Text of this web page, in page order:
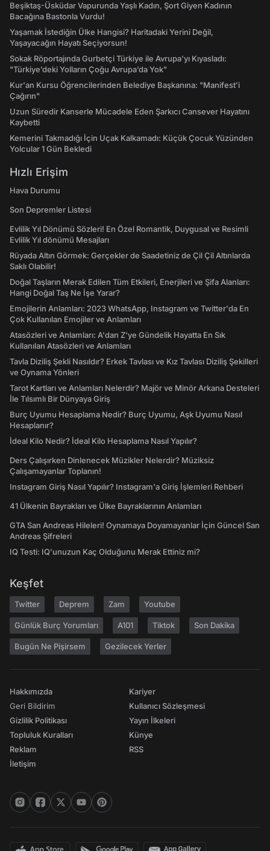
Beşiktaş-Üsküdar Vapurunda Yaşlı Kadın, Şort Giyen Kadının
Bacağına Bastonla Vurdu!
Yaşamak İstediğin Ülke Hangisi? Haritadaki Yerini Değil,
Yaşayacağın Hayatı Seçiyorsun!
Sokak Röportajında Gurbetçi Türkiye ile Avrupa'yı Kıyasladı:
"Türkiye’deki Yolların Çoğu Avrupa’da Yok"
Kur'an Kursu Öğrencilerinden Belediye Başkanına: "Manifest’i
Çağırın"
Uzun Süredir Kanserle Mücadele Eden Şarkıcı Cansever Hayatını
Kaybetti
Kemerini Takmadığı İçin Uçak Kalkamadı: Küçük Çocuk Yüzünden
Yolcular 1 Gün Bekledi
Hızlı Erişim
Hava Durumu
Son Depremler Listesi
Evlilik Yıl Dönümü Sözleri! En Özel Romantik, Duygusal ve Resimli
Evlilik Yıl dönümü Mesajları
Rüyada Altın Görmek: Gerçekler de Saadetiniz de Çil Çil Altınlarda
Saklı Olabilir!
Doğal Taşların Merak Edilen Tüm Etkileri, Enerjileri ve Şifa Alanları:
Hangi Doğal Taş Ne İşe Yarar?
Emojilerin Anlamları: 2023 WhatsApp, Instagram ve Twitter'da En
Çok Kullanılan Emojiler ve Anlamları
Atasözleri ve Anlamları: A'dan Z'ye Gündelik Hayatta En Sık
Kullanılan Atasözleri ve Anlamları
Tavla Diziliş Şekli Nasıldır? Erkek Tavlası ve Kız Tavlası Diziliş Şekilleri
ve Oynama Yönleri
Tarot Kartları ve Anlamları Nelerdir? Majör ve Minör Arkana Desteleri
İle Tılsımlı Bir Dünyaya Giriş
Burç Uyumu Hesaplama Nedir? Burç Uyumu, Aşk Uyumu Nasıl
Hesaplanır?
İdeal Kilo Nedir? İdeal Kilo Hesaplama Nasıl Yapılır?
Ders Çalışırken Dinlenecek Müzikler Nelerdir? Müziksiz
Çalışamayanlar Toplanın!
Instagram Giriş Nasıl Yapılır? Instagram'a Giriş İşlemleri Rehberi
41 Ülkenin Bayrakları ve Ülke Bayraklarının Anlamları
GTA San Andreas Hileleri! Oynamaya Doyamayanlar İçin Güncel San
Andreas Şifreleri
IQ Testi: IQ'unuzun Kaç Olduğunu Merak Ettiniz mi?
Keşfet
Twitter Deprem Zam Youtube
Günlük Burç Yorumları A101 Tiktok Son Dakika
Bugün Ne Pişirsem Gezilecek Yerler
Hakkımızda
Geri Bildirim
Gizlilik Politikası
Topluluk Kuralları
Reklam
İletişim
Kariyer
Kullanıcı Sözleşmesi
Yayın İlkeleri
Künye
RSS